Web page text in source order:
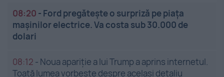
08:20 - Ford pregătește o surpriză pe piața
mașinilor electrice. Va costa sub 30.000 de
dolari
08:12 - Noua apariție a lui Trump a aprins internetul.
Toată lumea vorbește despre același detaliu